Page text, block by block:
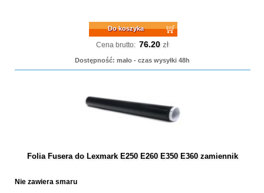
Do koszyka
Cena brutto: 76.20 zł
Dostępność: mało - czas wysyłki 48h
Folia Fusera do Lexmark E250 E260 E350 E360 zamiennik
Nie zawiera smaru